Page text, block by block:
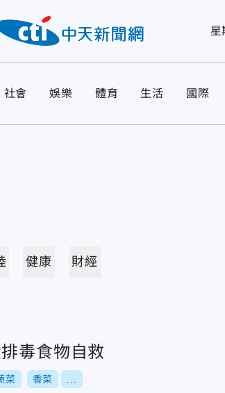
星
社會 娛樂 體育 生活 國際
健康 財經
毒食物自救
菜 香菜